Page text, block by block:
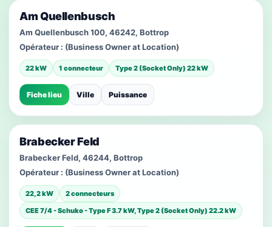
Am Quellenbusch
Am Quellenbusch 100, 46242, Bottrop
Opérateur : (Business Owner at Location)
22 kW 1 connecteur Type 2 (Socket Only) 22 kW
Fiche lieu Ville Puissance
Brabecker Feld
Brabecker Feld, 46244, Bottrop
Opérateur : (Business Owner at Location)
22,2 kW
2 connecteurs
CEE 7/4 - Schuko - Type F 3.7 kW, Type 2 (Socket Only) 22.2 kW